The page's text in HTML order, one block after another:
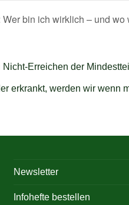
bin ich wirklich – und
Erreichen der
erkrankt, werden wir
Newsletter
Infohefte bestellen